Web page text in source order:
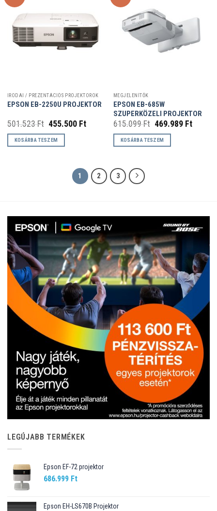
IRODAI / PREZENTÁCIÓS PROJEKTOROK
EPSON EB-2250U PROJEKTOR
501.523Ft Original
price
was:
501.523 Ft.
455.500 FtCurrent
455.500 Ft.
KOSÁRBA TESZEM
MEGJELENÍTŐK
EPSON EB-685W
SZUPERKÖZELI PROJEKTOR
615.099Ft Original
price
was:
615.099 Ft.
469.989 Ft
KOSÁRBA TESZEM
1 2 3
LEGÚJABB TERMÉKEK
Epson EF-72 projektor
686.999 Ft
Epson EH-LS670B Projektor